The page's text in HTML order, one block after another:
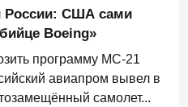
России: США сами
Boeing»
программу МС-21
авиапром вывел в
самолет...